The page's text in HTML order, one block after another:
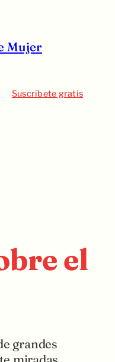
Mujer
Suscríbete gratis
el
grandes